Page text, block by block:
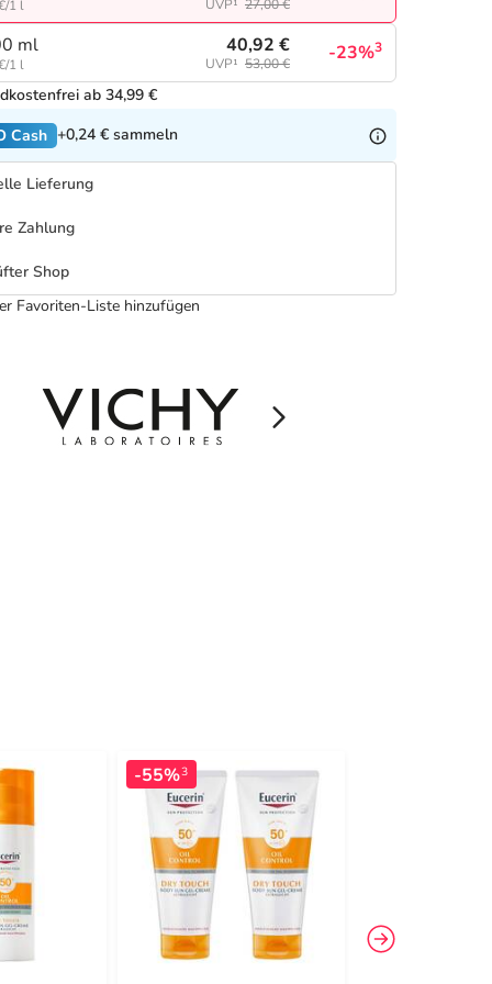
1 l UVP¹ 27,00 €
ml
1 l
40,92 €
UVP¹ 53,00 € -23%3
ab 34,99 €
Cash +0,24 € sammeln
Lieferung
Zahlung
Shop
Favoriten-Liste hinzufügen
-55%3